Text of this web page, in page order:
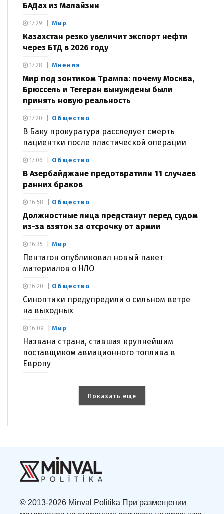
БАДах из Малайзии
Мир
Казахстан резко увеличит экспорт нефти
через БТД в 2026 году
17:29
Мнения
Мир под зонтиком Трампа: почему Москва,
Брюссель и Тегеран вынуждены были
принять новую реальность
17:28
Общество
В Баку прокуратура расследует смерть
пациентки после пластической операции
17:20
Общество
В Азербайджане предотвратили 11 случаев
ранних браков
17:06
Общество
Должностные лица предстанут перед судом
из-за взяток за отсрочку от армии
16:58
Мир
Пентагон опубликовал новый пакет
материалов о НЛО
16:35
Общество
Синоптики предупредили о сильном ветре
на выходных
16:20
Мир
Названа страна, ставшая крупнейшим
поставщиком авиационного топлива в
Европу
16:09
Показать еще
© 2013-2026 Minval Politika При размещении